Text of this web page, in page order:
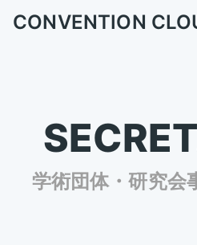
CONVENTION
学術団体・研究会